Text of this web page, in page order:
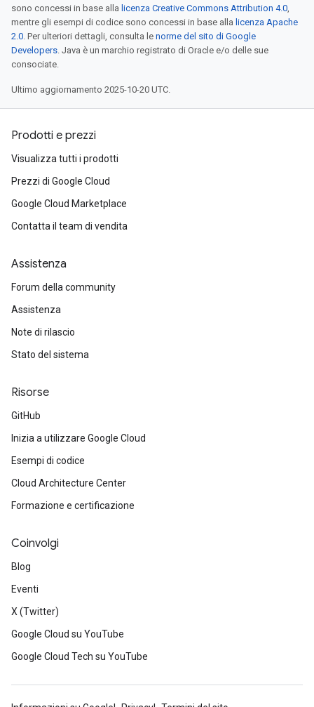
sono concessi in base alla licenza Creative Commons Attribution 4.0,
mentre gli esempi di codice sono concessi in base alla licenza Apache
2.0. Per ulteriori dettagli, consulta le norme del sito di Google
Developers. Java è un marchio registrato di Oracle e/o delle sue
consociate.
Ultimo aggiornamento 2025-10-20 UTC.
Prodotti e prezzi
Visualizza tutti i prodotti
Prezzi di Google Cloud
Google Cloud Marketplace
Contatta il team di vendita
Assistenza
Forum della community
Assistenza
Note di rilascio
Stato del sistema
Risorse
GitHub
Inizia a utilizzare Google Cloud
Esempi di codice
Cloud Architecture Center
Formazione e certificazione
Coinvolgi
Blog
Eventi
X (Twitter)
Google Cloud su YouTube
Google Cloud Tech su YouTube